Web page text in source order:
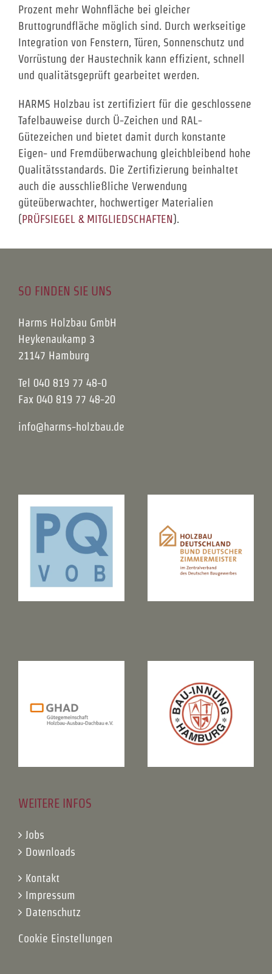
Prozent mehr Wohnfläche bei gleicher
Bruttogrundfläche möglich sind. Durch werkseitige
Integration von Fenstern, Türen, Sonnenschutz und
Vorrüstung der Haustechnik kann effizient, schnell
und qualitätsgeprüft gearbeitet werden.
HARMS Holzbau ist zertifiziert für die geschlossene
Tafelbauweise durch Ü-Zeichen und RAL-
Gütezeichen und bietet damit durch konstante
Eigen- und Fremdüberwachung gleichbleibend hohe
Qualitätsstandards. Die Zertifizierung beinhaltet
auch die ausschließliche Verwendung
güteüberwachter, hochwertiger Materialien
(PRÜFSIEGEL & MITGLIEDSCHAFTEN).
SO FINDEN SIE UNS
Harms Holzbau GmbH
Heykenaukamp 3
21147 Hamburg
Tel 040 819 77 48-0
Fax 040 819 77 48-20
info@harms-holzbau.de
WEITERE INFOS
Jobs
Downloads
Kontakt
Impressum
Datenschutz
Cookie Einstellungen